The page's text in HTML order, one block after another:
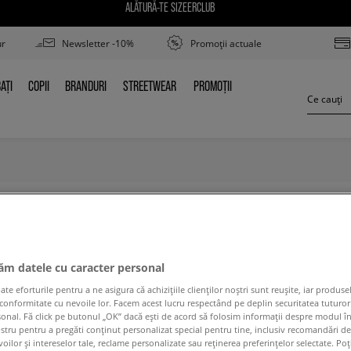
ALĂTURĂ-TE SIZEERCLUB
Newsletter -10% Promoții actuale
COPII
COPII BRANDURI
BRANDURI STREETWEAR
STREETWEAR PROMOȚII
PROMOȚII
conținutul termenului căutat. Folosește mai
ÎNAPOI LA MAGAZIN
datele cu caracter personal
eforturile pentru a ne asigura că achizițiile clienților noștri sunt reușite, iar
cu nevoile lor. Facem acest lucru respectând pe deplin securitatea
Fă click pe butonul „OK” dacă ești de acord să folosim informații despre modul
pentru a pregăti conținut personalizat special pentru tine, inclusiv recomandări
și intereselor tale, reclame personalizate sau reținerea preferințelor selectate.